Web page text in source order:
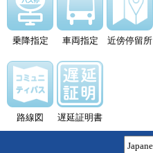
乗降指定 車両指定 近傍停留所
路線図 遅延証明書